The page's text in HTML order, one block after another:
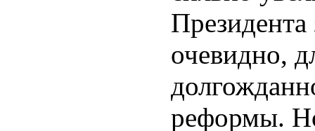
Президента
очевидно,
реформы.